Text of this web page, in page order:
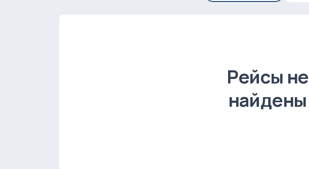
Рейсы не
найдены